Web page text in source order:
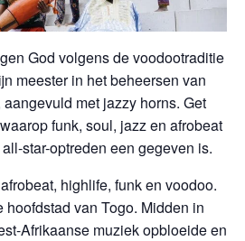
God volgens de voodootraditie
meester in het beheersen van
met jazzy horns. Get
funk, soul, jazz en afrobeat
star-optreden een gegeven is.
highlife, funk en voodoo.
hoofdstad van Togo. Midden in
Afrikaanse muziek opbloeide en